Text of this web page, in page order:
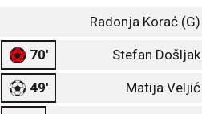
Radonja Korać (G)
70' Stefan Došljak
49' Matija Veljić